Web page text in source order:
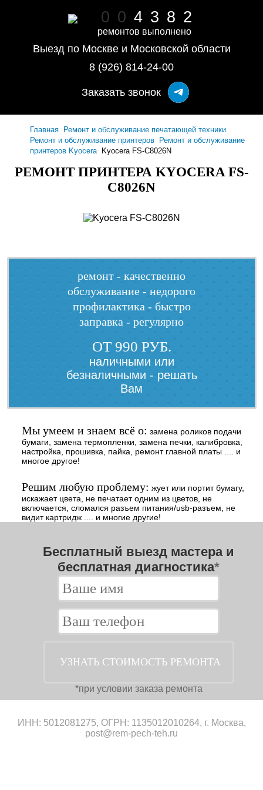
0 0 4 3 8 2
ремонтов выполнено
Выезд по Москве и Московской области
8 (926) 814-24-00
Заказать звонок
Главная
Ремонт и обслуживание печатающей техники
Ремонт и обслуживание принтеров
Ремонт и обслуживание
принтеров Kyocera
Kyocera FS-C8026N
РЕМОНТ ПРИНТЕРА KYOCERA FS-
C8026N
ремонт - качественно
обслуживание - недорого
профилактика - быстро
заправка - регулярно
ОТ 990 РУБ.
наличными или
безналичными - решать
Вам
Мы умеем и знаем всё о: замена роликов подачи
бумаги, замена термопленки, замена печки, калибровка,
настройка, прошивка, пайка, ремонт главной платы .... и
многое другое!
Решим любую проблему: жует или портит бумагу,
искажает цвета, не печатает одним из цветов, не
включается, сломался разъем питания/usb-разъем, не
видит картридж .... и многие другие!
Бесплатный выезд мастера и
бесплатная диагностика*
*при условии заказа ремонта
ИНН: 5012081275, ОГРН: 1135012010264, г. Москва,
post@rem-pech-teh.ru